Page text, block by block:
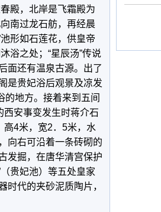
殿，北岸是飞霜殿为
南过龙石舫，再经晨
形如石莲花，供皇帝
浴之处；“星辰汤”传说
面还有温泉古源。出了
是贵妃浴后观景及凉发
的地方。接着来到五间
西安事变发生时蒋介石
高4米，宽2．5米，水
向右可沿着一条砖砌的
发掘，在唐华清宫保护
贵妃池）等五处皇家
时代的夹砂泥质陶片，